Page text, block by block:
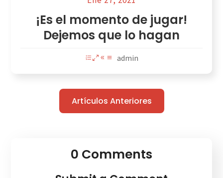
¡Es el momento de jugar!
Dejemos que lo hagan
admin
Artículos Anteriores
0 Comments